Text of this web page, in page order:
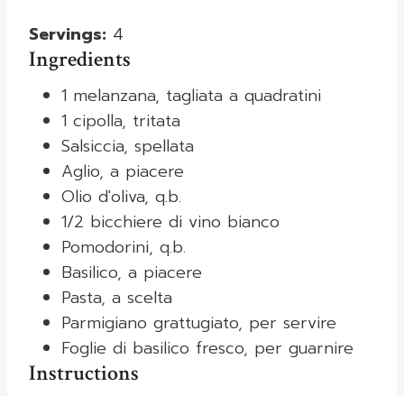
Servings: 4
Ingredients
1 melanzana, tagliata a quadratini
1 cipolla, tritata
Salsiccia, spellata
Aglio, a piacere
Olio d'oliva, q.b.
1/2 bicchiere di vino bianco
Pomodorini, q.b.
Basilico, a piacere
Pasta, a scelta
Parmigiano grattugiato, per servire
Foglie di basilico fresco, per guarnire
Instructions